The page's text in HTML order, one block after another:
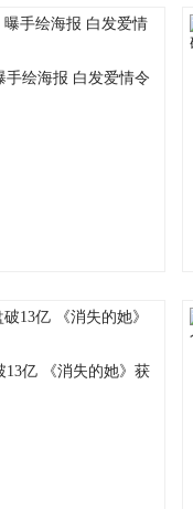
手绘海报 白发爱情令
13亿 《消失的她》获